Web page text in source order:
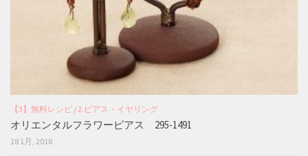
【3】無料レシピ /2.ピアス・イヤリング
オリエンタルフラワーピアス 295-1491
18 1月, 2018